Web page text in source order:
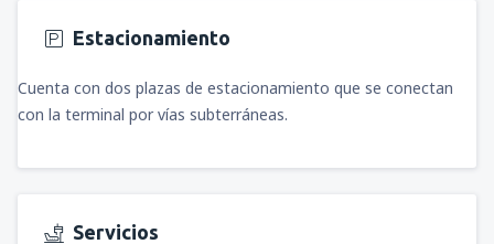
Estacionamiento
Cuenta con dos plazas de estacionamiento que se conectan
con la terminal por vías subterráneas.
Servicios